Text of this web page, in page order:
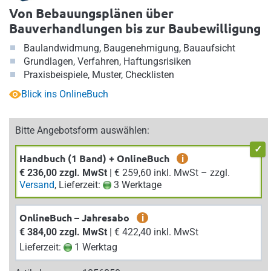
Von Bebauungsplänen über
Bauverhandlungen bis zur Baubewilligung
Baulandwidmung, Baugenehmigung, Bauaufsicht
Grundlagen, Verfahren, Haftungsrisiken
Praxisbeispiele, Muster, Checklisten
Blick ins OnlineBuch
Bitte Angebotsform auswählen:
Handbuch (1 Band) + OnlineBuch
i
€ 236,00 zzgl. MwSt
| € 259,60 inkl. MwSt – zzgl.
Versand, Lieferzeit: 3 Werktage
OnlineBuch – Jahresabo
i
€ 384,00 zzgl. MwSt
| € 422,40 inkl. MwSt
Lieferzeit:
1 Werktag